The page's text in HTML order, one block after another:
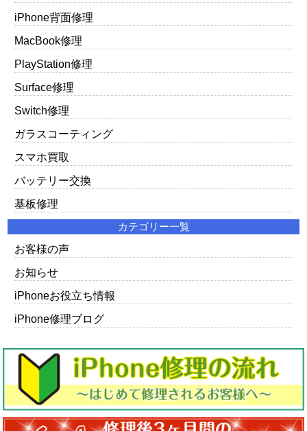
iPhone背面修理
MacBook修理
PlayStation修理
Surface修理
Switch修理
ガラスコーティング
スマホ買取
バッテリー交換
基板修理
カテゴリー一覧
お客様の声
お知らせ
iPhoneお役立ち情報
iPhone修理ブログ